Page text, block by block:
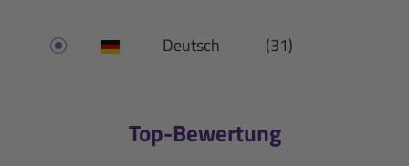
Deutsch (31)
Top-Bewertung